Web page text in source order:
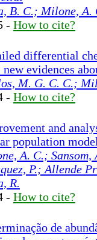
B. C.; Milone, A.
- How to cite?
differential
new evidences
M. G. C. C.;
- How to cite?
and
population
A. C.; Sansom,
P.; Allende
R.
- How to cite?
de